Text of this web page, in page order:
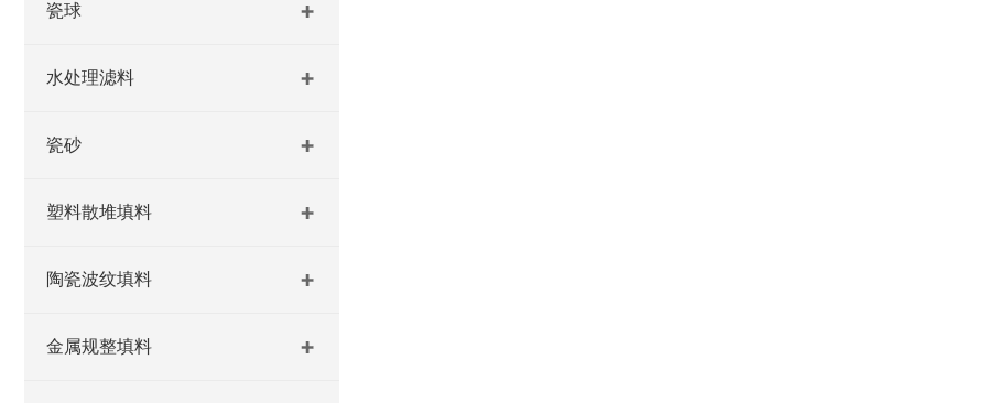
瓷球
水处理滤料
瓷砂
塑料散堆填料
陶瓷波纹填料
金属规整填料